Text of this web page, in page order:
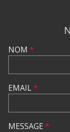
NOM *
EMAIL*
MESSAGE *